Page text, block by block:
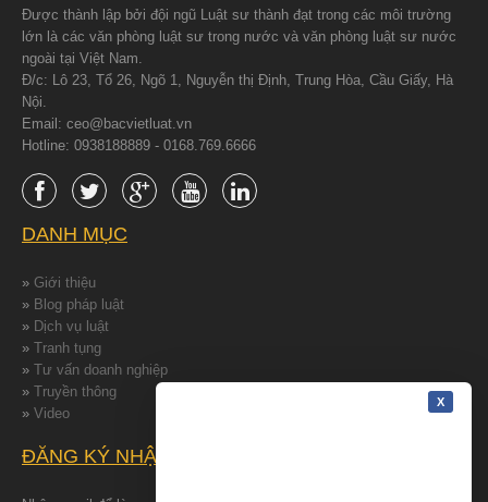
Được thành lập bởi đội ngũ Luật sư thành đạt trong các môi trường
lớn là các văn phòng luật sư trong nước và văn phòng luật sư nước
ngoài tại Việt Nam.
Đ/c: Lô 23, Tổ 26, Ngõ 1, Nguyễn thị Định, Trung Hòa, Cầu Giấy, Hà
Nội.
Email: ceo@bacvietluat.vn
Hotline: 0938188889 - 0168.769.6666
DANH MỤC
» Giới thiệu
» Blog pháp luật
» Dịch vụ luật
» Tranh tụng
» Tư vấn doanh nghiệp
» Truyền thông
» Video
ĐĂNG KÝ NHẬN TIN